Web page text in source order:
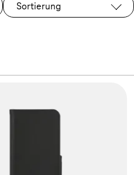
Sortierung